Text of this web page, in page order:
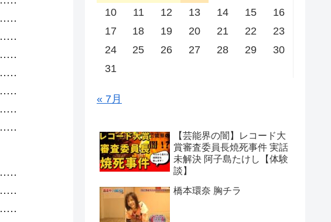
10
11 12 13 14 15
16
17
18 19 20 21 22
23
24
25 26 27 28 29
30
31
« 7月
【芸能界の闇】レコード大
賞審査委員長焼死事件 実話
未解決 阿子島たけし【体験
談】
橋本環奈 胸チラ